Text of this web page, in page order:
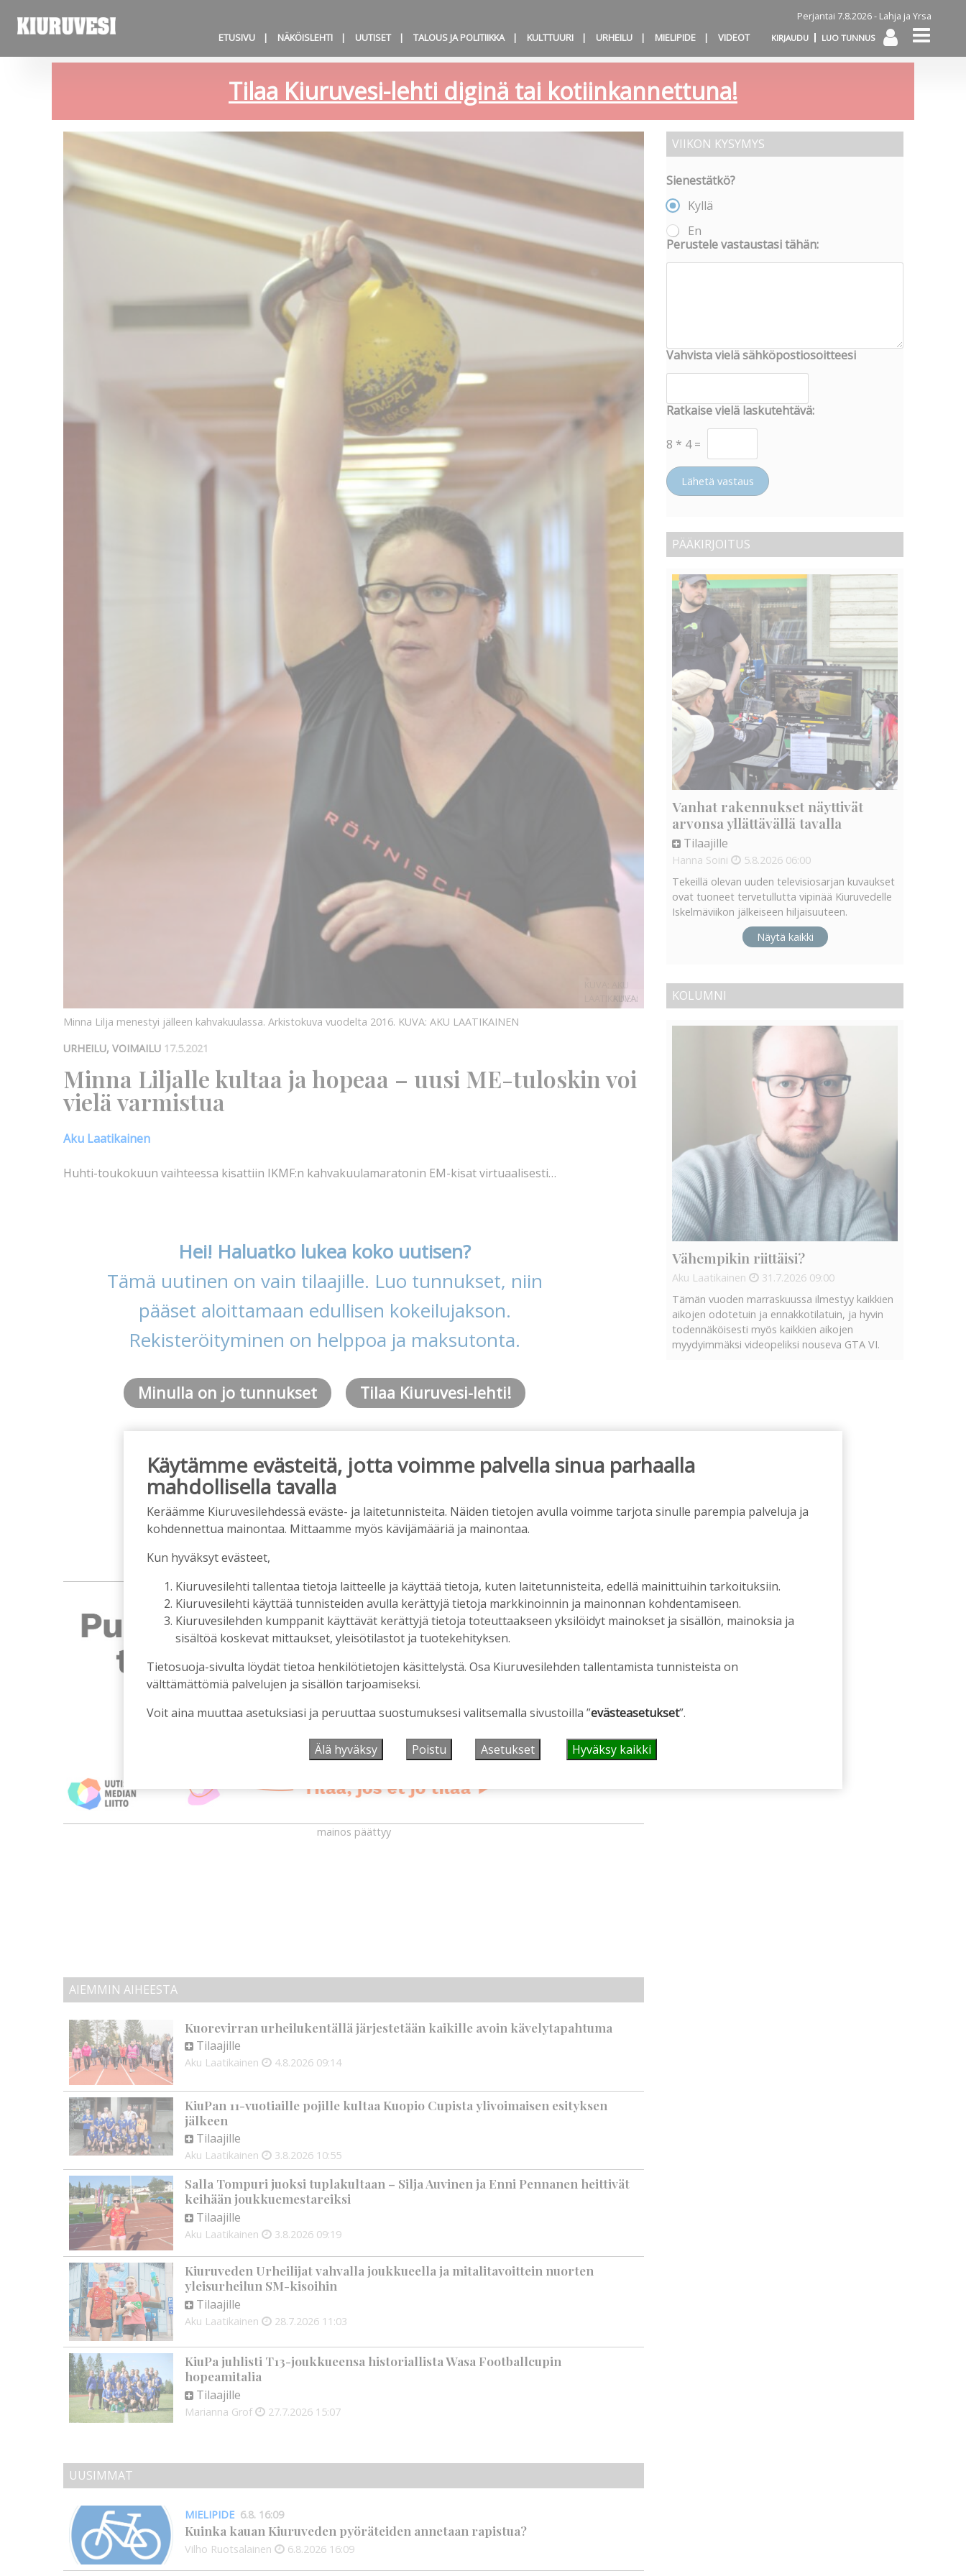
Perjantai 7.8.2026 - Lahja ja Yrsa
ETUSIVU
NÄKÖISLEHTI UUTISET TALOUS JA POLITIIKKA KULTTUURI URHEILU MIELIPIDE VIDEOT KIRJAUDU LUO TUNNUS
Tilaa Kiuruvesi-lehti diginä tai kotiinkannettuna!
KUVA:
LAATIKAINEN
Minna Lilja menestyi jälleen kahvakuulassa. Arkistokuva vuodelta 2016. KUVA: AKU LAATIKAINEN
URHEILU, VOIMAILU 17.5.2021
Minna Liljalle kultaa ja hopeaa – uusi ME-tuloskin voi
vielä varmistua
Aku Laatikainen
Huhti-toukokuun vaihteessa kisattiin IKMF:n kahvakuulamaratonin EM-kisat virtuaalisesti…
Hei! Haluatko lukea koko uutisen?
Tämä uutinen on vain tilaajille. Luo tunnukset, niin
pääset aloittamaan edullisen kokeilujakson.
Rekisteröityminen on helppoa ja maksutonta.
Minulla on jo tunnukset Tilaa Kiuruvesi-lehti!
mainos päättyy
AIEMMIN AIHEESTA
Kuorevirran urheilukentällä järjestetään kaikille avoin kävelytapahtuma
Tilaajille
Aku Laatikainen 4.8.2026 09:14
KiuPan 11-vuotiaille pojille kultaa Kuopio Cupista ylivoimaisen esityksen
jälkeen
Tilaajille
Aku Laatikainen 3.8.2026 10:55
Salla Tompuri juoksi tuplakultaan – Silja Auvinen ja Enni Pennanen heittivät
keihään joukkuemestareiksi
Tilaajille
Aku Laatikainen 3.8.2026 09:19
Kiuruveden Urheilijat vahvalla joukkueella ja mitalitavoittein nuorten
yleisurheilun SM-kisoihin
Tilaajille
Aku Laatikainen 28.7.2026 11:03
KiuPa juhlisti T13-joukkueensa historiallista Wasa Footballcupin
hopeamitalia
Tilaajille
Marianna Grof 27.7.2026 15:07
UUSIMMAT
MIELIPIDE 6.8. 16:09
Kuinka kauan Kiuruveden pyöräteiden annetaan rapistua?
Vilho Ruotsalainen 6.8.2026 16:09
VIIKON KYSYMYS
Sienestätkö?
Kyllä
En
Perustele vastaustasi tähän:
Vahvista vielä sähköpostiosoitteesi
Ratkaise vielä laskutehtävä:
8 * 4 =
Lähetä vastaus
PÄÄKIRJOITUS
Vanhat rakennukset näyttivät
arvonsa yllättävällä tavalla
Tilaajille
Hanna Soini 5.8.2026 06:00
Tekeillä olevan uuden televisiosarjan kuvaukset
ovat tuoneet tervetullutta vipinää Kiuruvedelle
Iskelmäviikon jälkeiseen hiljaisuuteen.
Näytä kaikki
KOLUMNI
Vähempikin riittäisi?
Aku Laatikainen 31.7.2026 09:00
Tämän vuoden marraskuussa ilmestyy kaikkien
aikojen odotetuin ja ennakkotilatuin, ja hyvin
todennäköisesti myös kaikkien aikojen
myydyimmäksi videopeliksi nouseva GTA VI.
Käytämme evästeitä, jotta voimme palvella sinua parhaalla
mahdollisella tavalla
Keräämme Kiuruvesilehdessä eväste- ja laitetunnisteita. Näiden tietojen avulla voimme tarjota sinulle parempia palveluja ja
kohdennettua mainontaa. Mittaamme myös kävijämääriä ja mainontaa.
Kun hyväksyt evästeet,
Kiuruvesilehti tallentaa tietoja laitteelle ja käyttää tietoja, kuten laitetunnisteita, edellä mainittuihin tarkoituksiin.
Kiuruvesilehti käyttää tunnisteiden avulla kerättyjä tietoja markkinoinnin ja mainonnan kohdentamiseen.
Kiuruvesilehden kumppanit käyttävät kerättyjä tietoja toteuttaakseen yksilöidyt mainokset ja sisällön, mainoksia ja
sisältöä koskevat mittaukset, yleisötilastot ja tuotekehityksen.
Tietosuoja-sivulta löydät tietoa henkilötietojen käsittelystä. Osa Kiuruvesilehden tallentamista tunnisteista on
välttämättömiä palvelujen ja sisällön tarjoamiseksi.
Voit aina muuttaa asetuksiasi ja peruuttaa suostumuksesi valitsemalla sivustoilla ”evästeasetukset”.
Älä hyväksy Poistu Asetukset Hyväksy kaikki